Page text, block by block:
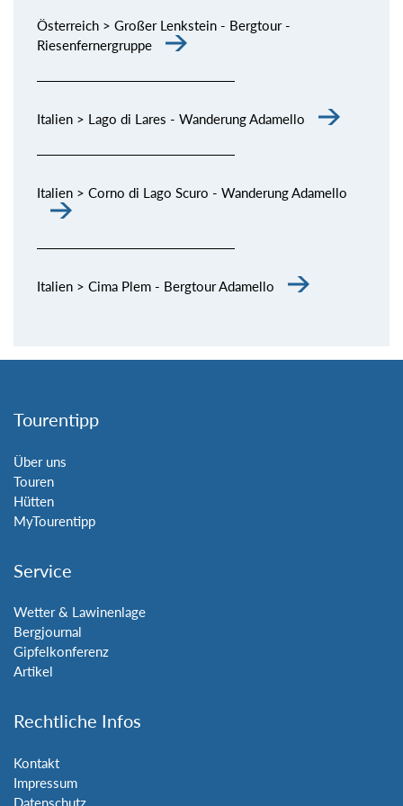
Österreich > Großer Lenkstein - Bergtour -
Riesenfernergruppe
Italien > Lago di Lares - Wanderung Adamello
Italien > Corno di Lago Scuro - Wanderung Adamello
Italien > Cima Plem - Bergtour Adamello
Tourentipp
Über uns
Touren
Hütten
MyTourentipp
Service
Wetter & Lawinenlage
Bergjournal
Gipfelkonferenz
Artikel
Rechtliche Infos
Kontakt
Impressum
Datenschutz